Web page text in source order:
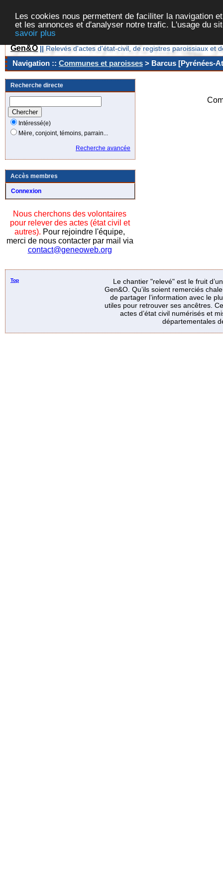
Les cookies nous permettent de faciliter la navigation
et les annonces et d'analyser notre trafic. L'usage du
savoir plus
Gen&O || Relevés d'actes d'état-civil, de registres paroissiaux et
Navigation :: Communes et paroisses > Barcus [Pyrénées-
Recherche directe
Intéressé(e)
Mère, conjoint, témoins, parrain...
Recherche avancée
Accès membres
Connexion
Nous cherchons des volontaires
pour relever des actes (état civil et
autres). Pour rejoindre l'équipe,
merci de nous contacter par mail via
contact@geneoweb.org
Top
Le chantier "relevé" est le fruit
Gen&O. Qu’ils soient remerciés
de partager l’information avec le
utiles pour retrouver ses ancêtres.
actes d’état civil numérisés et
départementales